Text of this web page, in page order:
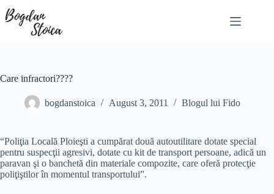
to
content
Care infractori????
bogdanstoica August 3, 2011 Blogul lui Fido
“Poliţia Locală Ploieşti a cumpărat două autoutilitare dotate special
pentru suspecţii agresivi, dotate cu kit de transport persoane, adică un
paravan şi o banchetă din materiale compozite, care oferă protecţie
poliţiştilor în momentul transportului”.